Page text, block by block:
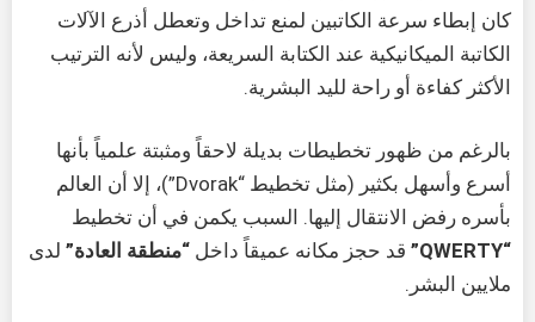
كان إبطاء سرعة الكاتبين لمنع تداخل وتعطل أذرع الآلات
الكاتبة الميكانيكية عند الكتابة السريعة، وليس لأنه الترتيب
الأكثر كفاءة أو راحة لليد البشرية.
بالرغم من ظهور تخطيطات بديلة لاحقاً ومثبتة علمياً بأنها
أسرع وأسهل بكثير (مثل تخطيط “Dvorak”)، إلا أن العالم
بأسره رفض الانتقال إليها. السبب يكمن في أن تخطيط
“QWERTY”
قد حجز مكانه عميقاً داخل “منطقة العادة” لدى
ملايين البشر.